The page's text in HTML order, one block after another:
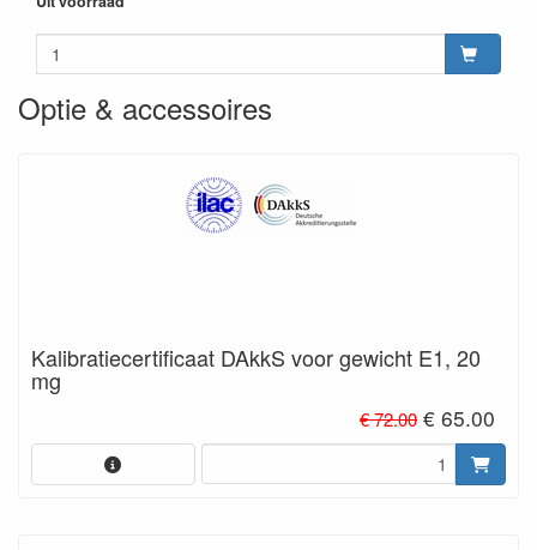
Optie & accessoires
Kalibratiecertificaat DAkkS voor gewicht E1, 20
mg
€ 72.00€ 65.00